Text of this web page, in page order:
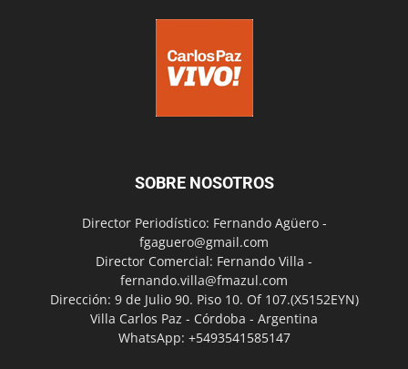
SOBRE NOSOTROS
Director Periodístico: Fernando Agüero -
fgaguero@gmail.com
Director Comercial: Fernando Villa -
fernando.villa@fmazul.com
Dirección: 9 de Julio 90. Piso 10. Of 107.(X5152EYN)
Villa Carlos Paz - Córdoba - Argentina
WhatsApp: +5493541585147